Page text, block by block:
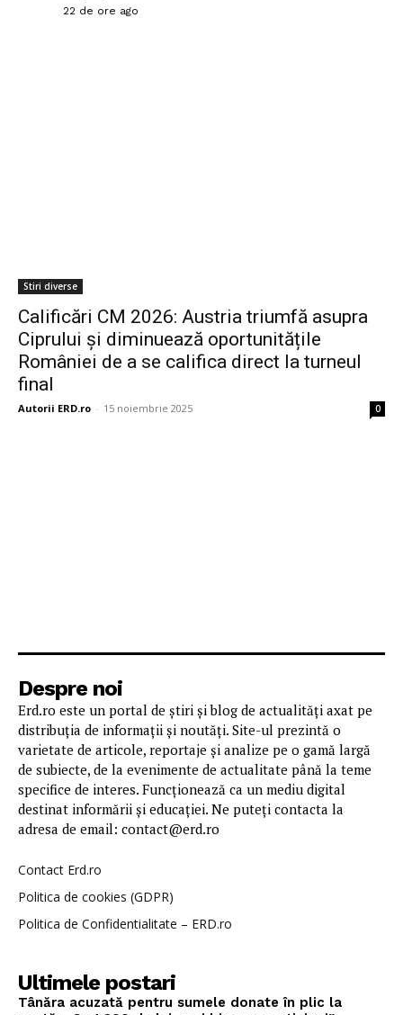
22 de ore ago
Stiri diverse
Calificări CM 2026: Austria triumfă asupra
Ciprului și diminuează oportunitățile
României de a se califica direct la turneul
final
Autorii ERD.ro - 15 noiembrie 2025 0
Despre noi
Erd.ro este un portal de știri și blog de actualități axat pe
distribuția de informații și noutăți. Site-ul prezintă o
varietate de articole, reportaje și analize pe o gamă largă
de subiecte, de la evenimente de actualitate până la teme
specifice de interes. Funcționează ca un mediu digital
destinat informării și educației. Ne puteți contacta la
adresa de email: contact@erd.ro
Contact Erd.ro
Politica de cookies (GDPR)
Politica de Confidentialitate – ERD.ro
Ultimele postari
Tânăra acuzată pentru sumele donate în plic la